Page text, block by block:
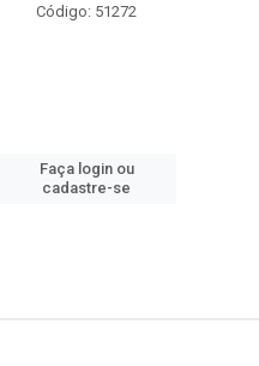
Código: 51272
Faça login ou
cadastre-se